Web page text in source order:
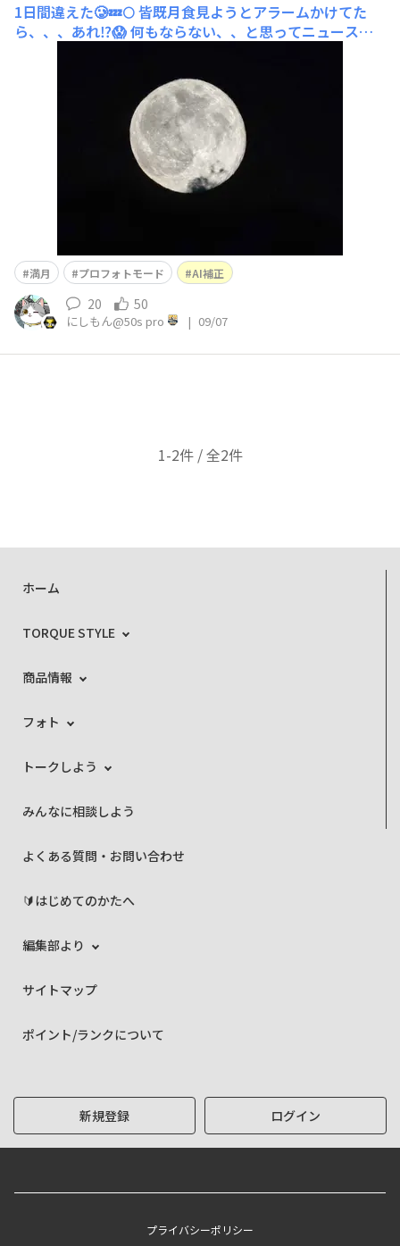
1日間違えた🥲💤🌕️皆既月食見ようとアラームかけてた
ら、、、あれ⁉️😱 何もならない、、と思ってニュース見
👍 もうすぐ朝なのでどうしよう、、、 二
満月 プロフォトモード AI補正
20 50
にしもん@50s pro | 09/07
1-2件 / 全2件
ホーム
TORQUE STYLE
商品情報
フォト
トークしよう
みんなに相談しよう
よくある質問・お問い合わせ
🔰はじめてのかたへ
編集部より
サイトマップ
ポイント/ランクについて
新規登録 ログイン
プライバシーポリシー